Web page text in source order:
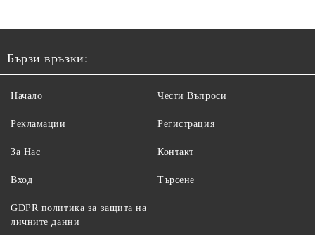
Бързи връзки:
Начало
Рекламации
За Нас
Вход
Чести Въпроси
Регистрация
Контакт
Търсене
GDPR политика за защита на
личните данни